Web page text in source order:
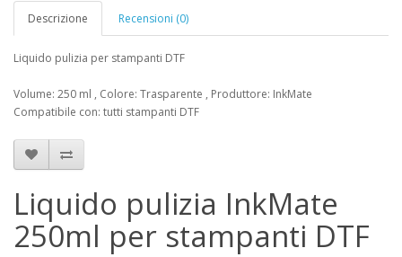
Descrizione Recensioni (0)
Liquido pulizia per stampanti DTF
Volume: 250 ml , Colore: Trasparente , Produttore: InkMate
Compatibile con: tutti stampanti DTF
Liquido pulizia InkMate
250ml per stampanti DTF